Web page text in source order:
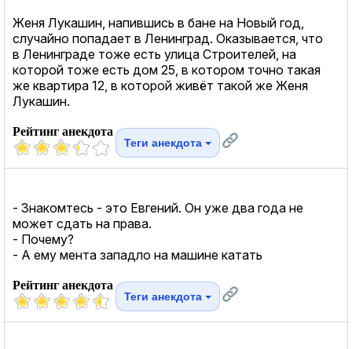
Женя Лукашин, напившись в бане на Новый год,
случайно попадает в Ленинград. Оказывается, что
в Ленинграде тоже есть улица Строителей, на
которой тоже есть дом 25, в котором точно такая
же квартира 12, в которой живёт такой же Женя
Лукашин.
Рейтинг анекдота
Теги анекдота
- Знакомтесь - это Евгений. Он уже два года не
может сдать на права.
- Почему?
- А ему мента западло на машине катать
Рейтинг анекдота
Теги анекдота